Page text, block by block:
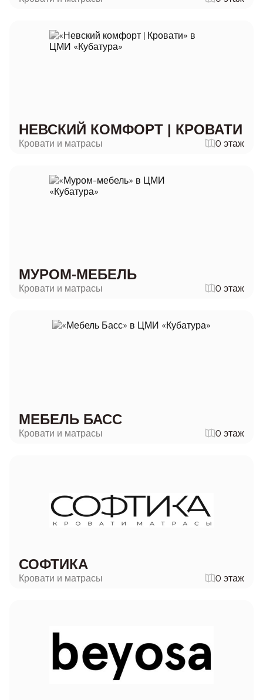
НЕВСКИЙ КОМФОРТ | КРОВАТИ
Кровати и матрасы 0 этаж
МУРОМ-МЕБЕЛЬ
Кровати и матрасы 0 этаж
МЕБЕЛЬ БАСС
Кровати и матрасы 0 этаж
СОФТИКА
Кровати и матрасы 0 этаж